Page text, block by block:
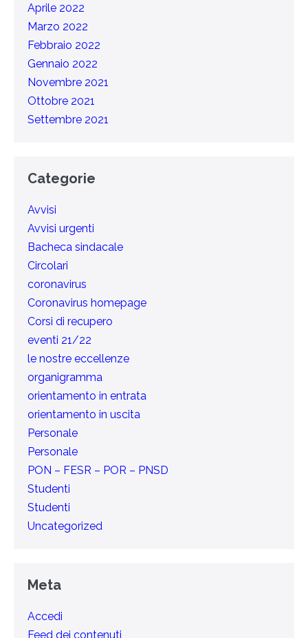
Aprile 2022
Marzo 2022
Febbraio 2022
Gennaio 2022
Novembre 2021
Ottobre 2021
Settembre 2021
Categorie
Avvisi
Avvisi urgenti
Bacheca sindacale
Circolari
coronavirus
Coronavirus homepage
Corsi di recupero
eventi 21/22
le nostre eccellenze
organigramma
orientamento in entrata
orientamento in uscita
Personale
Personale
PON – FESR – POR – PNSD
Studenti
Studenti
Uncategorized
Meta
Accedi
Feed dei contenuti